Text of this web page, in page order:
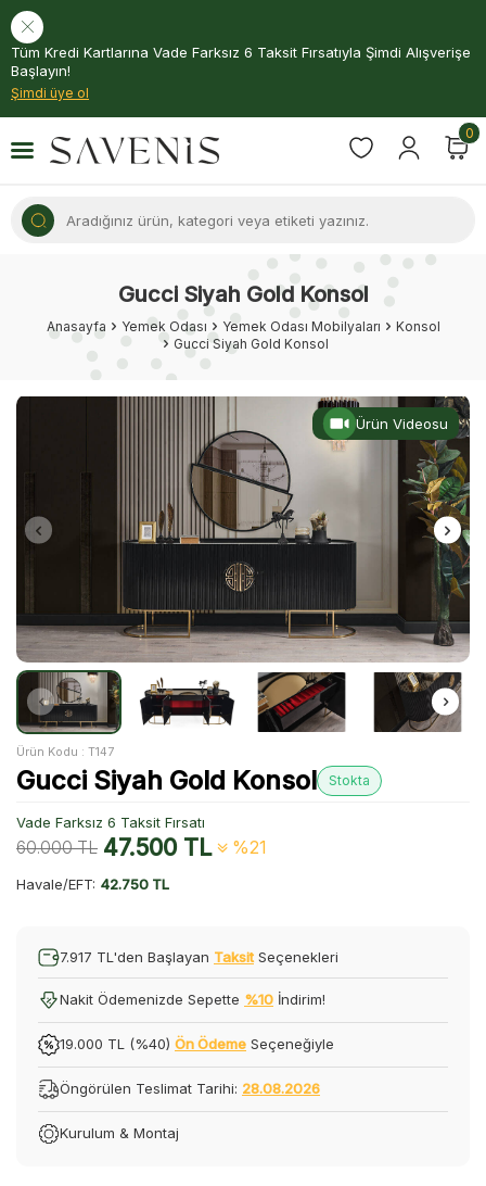
Tüm Kredi Kartlarına Vade Farksız 6 Taksit Fırsatıyla Şimdi Alışverişe
Başlayın!
Şimdi üye ol
0
Gucci Siyah Gold Konsol
Anasayfa Yemek Odası Yemek Odası Mobilyaları
Konsol
Gucci Siyah Gold Konsol
Ürün Videosu
Ürün Kodu : T147
Gucci Siyah Gold Konsol Stokta
Vade Farksız 6 Taksit Fırsatı
60.000TL 47.500TL %21
Havale/EFT: 42.750 TL
7.917 TL'den Başlayan Taksit Seçenekleri
Nakit Ödemenizde Sepette %10 İndirim!
19.000 TL (%40) Ön Ödeme Seçeneğiyle
Öngörülen Teslimat Tarihi: 28.08.2026
Kurulum & Montaj